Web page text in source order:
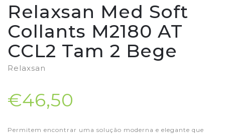
Relaxsan Med Soft
Collants M2180 AT
CCL2 Tam 2 Bege
Relaxsan
€46,50
Permitem encontrar uma solução moderna e elegante que